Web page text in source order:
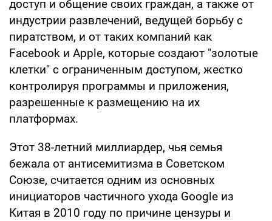
доступ и общение своих граждан, а также от
индустрии развлечений, ведущей борьбу с
пиратством, и от таких компаний как
Facebook и Apple, которые создают "золотые
клетки" с ограниченным доступом, жестко
контролируя программы и приложения,
разрешенные к размещению на их
платформах.
Этот 38-летний миллиардер, чья семья
бежала от антисемитизма в Советском
Союзе, считается одним из основных
инициаторов частичного ухода Google из
Китая в 2010 году по причине цензуры и